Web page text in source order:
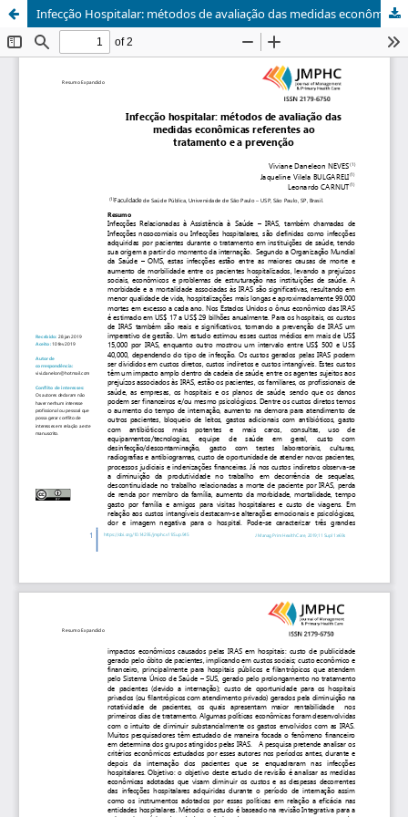
Infecção Hospitalar: métodos de avaliação das medidas econômicas referentes ao tratamento e a prevenção.